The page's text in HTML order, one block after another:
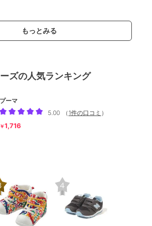
もっとみる
ズの人気ランキング
プーマ
5.00
（ 1件の口コミ ）
￥1,716